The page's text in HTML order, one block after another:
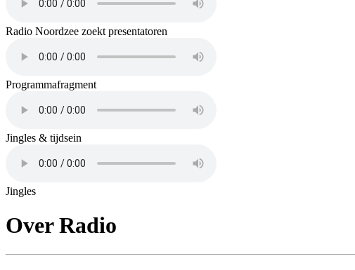
Radio Noordzee zoekt presentatoren
Programmafragment
Jingles & tijdsein
Jingles
Over Radio